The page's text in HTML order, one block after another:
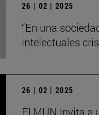
26 | 02 | 2025
“En una
intelectuales
26 | 02 | 2025
El MUN invita a